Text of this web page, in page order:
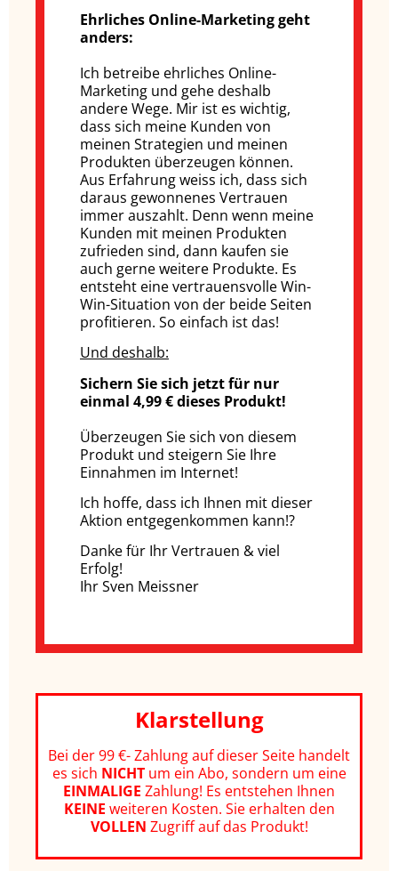
Ehrliches Online-Marketing geht
anders:
Ich betreibe ehrliches Online-
Marketing und gehe deshalb
andere Wege. Mir ist es wichtig,
dass sich meine Kunden von
meinen Strategien und meinen
Produkten überzeugen können.
Aus Erfahrung weiss ich, dass sich
daraus gewonnenes Vertrauen
immer auszahlt. Denn wenn meine
Kunden mit meinen Produkten
zufrieden sind, dann kaufen sie
auch gerne weitere Produkte. Es
entsteht eine vertrauensvolle Win-
Win-Situation von der beide Seiten
profitieren. So einfach ist das!
Und deshalb:
Sichern Sie sich jetzt für nur
einmal 4,99 € dieses Produkt!
Überzeugen Sie sich von diesem
Produkt und steigern Sie Ihre
Einnahmen im Internet!
Ich hoffe, dass ich Ihnen mit dieser
Aktion entgegenkommen kann!?
Danke für Ihr Vertrauen & viel
Erfolg!
Ihr Sven Meissner
Klarstellung
Bei der 99 €- Zahlung auf dieser Seite handelt
es sich NICHTum ein Abo, sondern um eine
EINMALIGE Zahlung! Es entstehen Ihnen
KEINE weiteren Kosten. Sie erhalten den
VOLLEN Zugriff auf das Produkt!